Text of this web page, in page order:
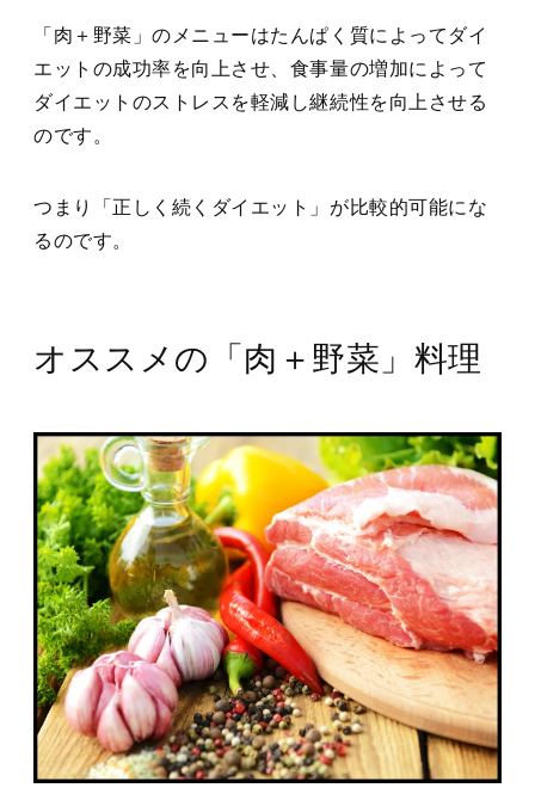
「肉＋野菜」のメニューはたんぱく質によってダイ
エットの成功率を向上させ、食事量の増加によって
ダイエットのストレスを軽減し継続性を向上させる
のです。
つまり「正しく続くダイエット」が比較的可能にな
るのです。
オススメの「肉＋野菜」料理